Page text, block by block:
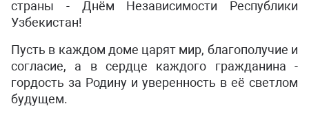
страны - Днём Независимости Республики
Узбекистан!
Пусть в каждом доме царят мир, благополучие и
согласие, а в сердце каждого гражданина -
гордость за Родину и уверенность в её светлом
будущем.